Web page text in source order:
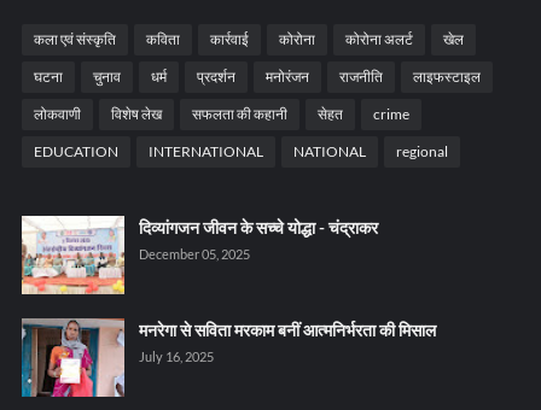
कला एवं संस्कृति कविता कार्रवाई कोरोना कोरोना अलर्ट खेल
घटना चुनाव धर्म प्रदर्शन मनोरंजन राजनीति लाइफस्टाइल
लोकवाणी विशेष लेख सफलता की कहानी सेहत crime
EDUCATION INTERNATIONAL NATIONAL regional
दिव्यांगजन जीवन के सच्चे योद्धा - चंद्राकर
December 05, 2025
मनरेगा से सविता मरकाम बनीं आत्मनिर्भरता की मिसाल
July 16, 2025